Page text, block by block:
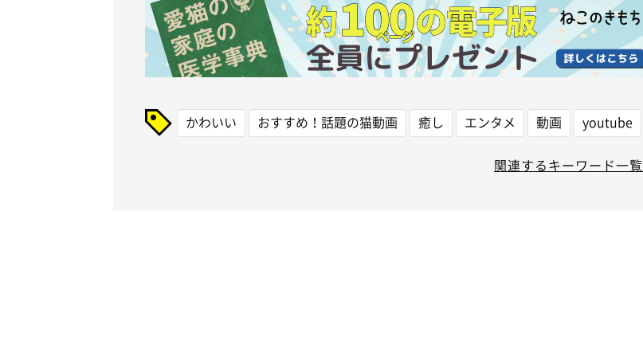
かわいい おすすめ！話題の猫動画 癒し エンタメ 動画 youtube
関連するキーワード一覧